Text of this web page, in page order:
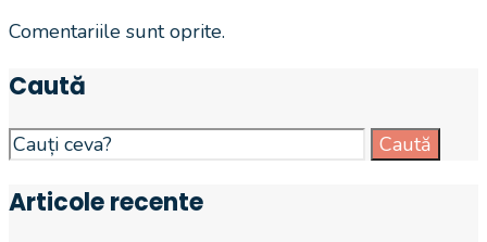
Comentariile sunt oprite.
Caută
Search
for:
Caută
Articole recente